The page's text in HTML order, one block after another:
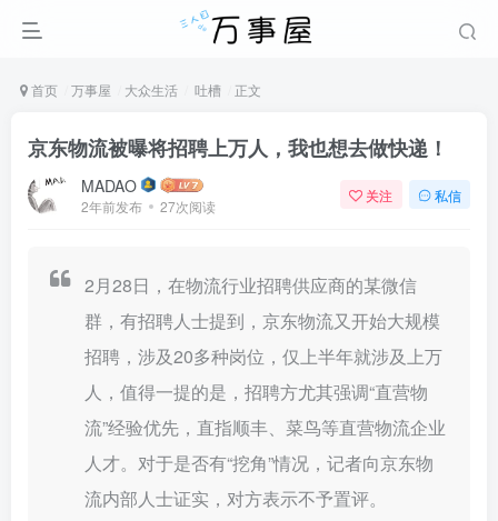
首页 万事屋 大众生活 吐槽 正文
京东物流被曝将招聘上万人，我也想去做快递！
MADAO
2年前发布 27次阅读
关注 私信
2月28日，在物流行业招聘供应商的某微信
群，有招聘人士提到，京东物流又开始大规模
招聘，涉及20多种岗位，仅上半年就涉及上万
人，值得一提的是，招聘方尤其强调“直营物
流”经验优先，直指顺丰、菜鸟等直营物流企业
人才。对于是否有“挖角”情况，记者向京东物
流内部人士证实，对方表示不予置评。